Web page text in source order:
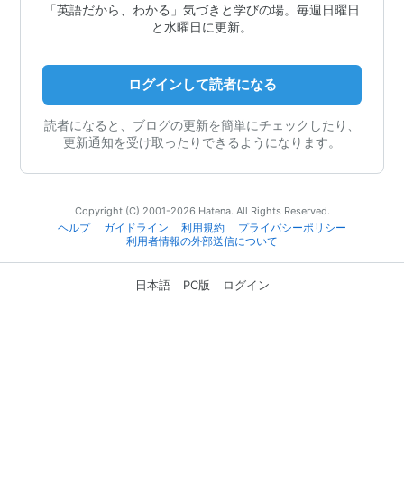
「英語だから、わかる」気づきと学びの場。毎週日曜日
と水曜日に更新。
ログインして読者になる
読者になると、ブログの更新を簡単にチェックしたり、
更新通知を受け取ったりできるようになります。
Copyright (C) 2001-2026 Hatena. All Rights Reserved.
ヘルプ
ガイドライン 利用規約
プライバシーポリシー
利用者情報の外部送信について
日本語 PC版 ログイン